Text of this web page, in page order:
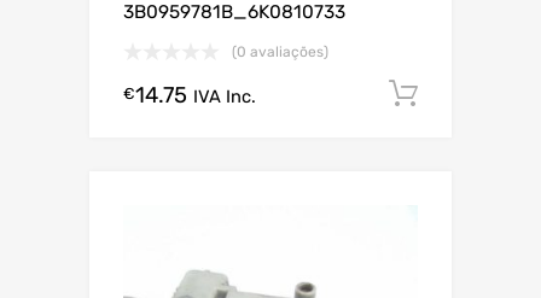
3B0959781B_6K0810733
(0 avaliações)
€14.75 IVA Inc.